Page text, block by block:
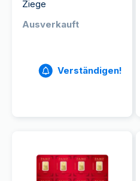
Ziege
Ausverkauft
Verständigen!